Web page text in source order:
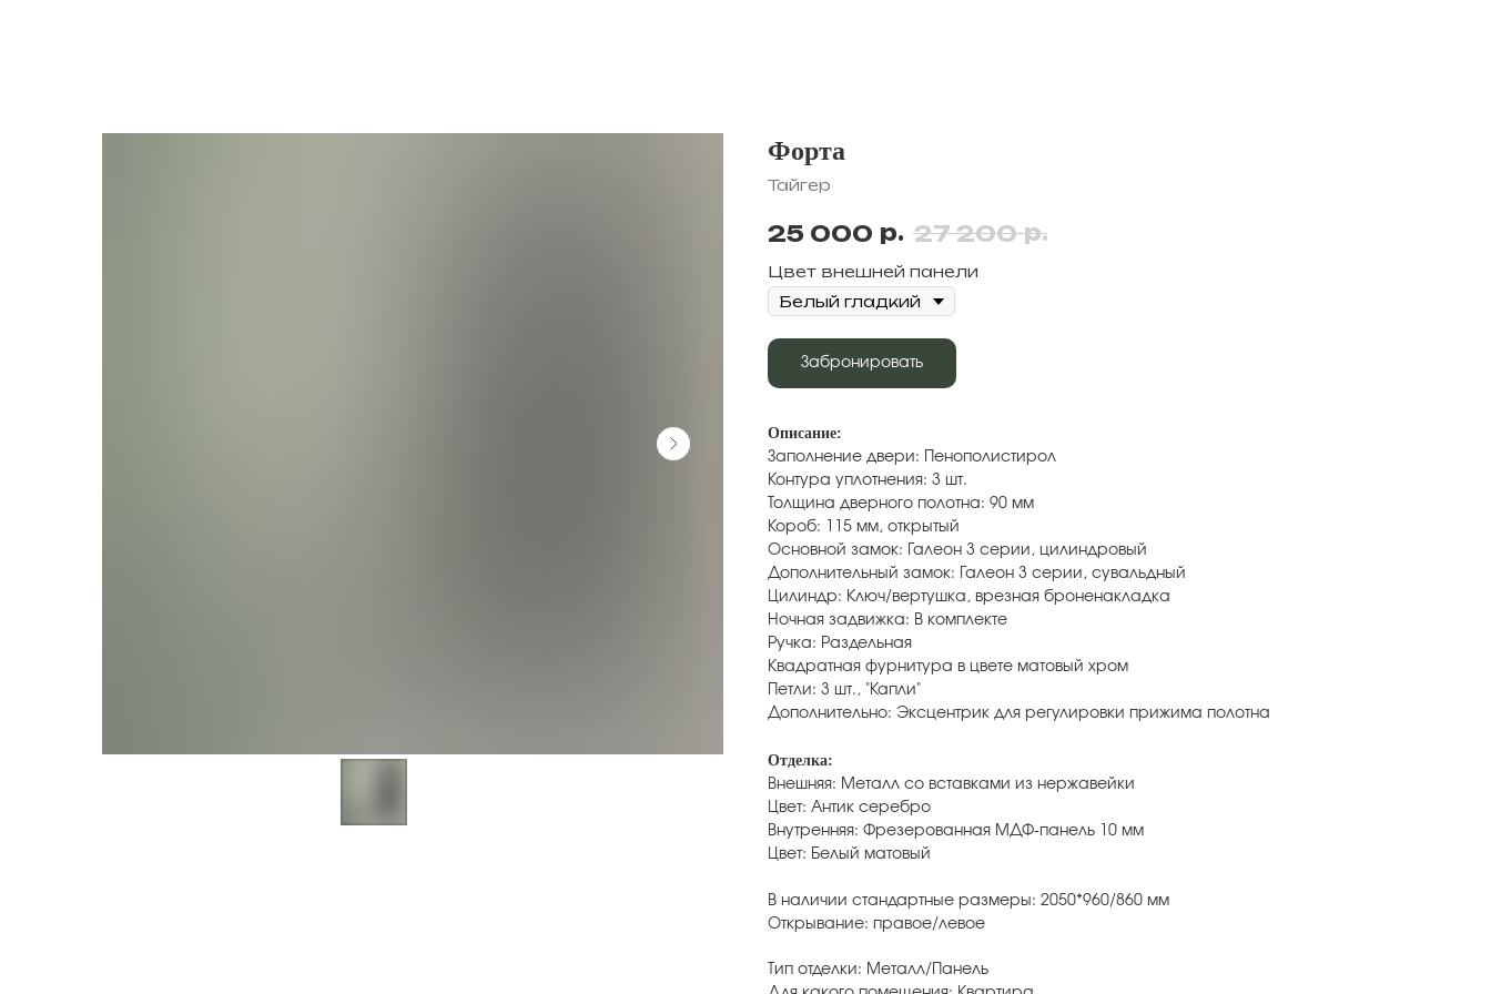
Форта
Тайгер
25 000 р. 27 200 р.
Цвет внешней панели
Забронировать
Описание:
Заполнение двери: Пенополистирол
Контура уплотнения: 3 шт.
Толщина дверного полотна: 90 мм
Короб: 115 мм, открытый
Основной замок: Галеон 3 серии, цилиндровый
Дополнительный замок: Галеон 3 серии, сувальдный
Цилиндр: Ключ/вертушка, врезная броненакладка
Ночная задвижка: В комплекте
Ручка: Раздельная
Квадратная фурнитура в цвете матовый хром
Петли: 3 шт., "Капли"
Дополнительно: Эксцентрик для регулировки прижима полотна
Отделка:
Внешняя: Металл со вставками из нержавейки
Цвет: Антик серебро
Внутренняя: Фрезерованная МДФ-панель 10 мм
Цвет: Белый матовый
В наличии стандартные размеры: 2050*960/860 мм
Открывание: правое/левое
Тип отделки: Металл/Панель